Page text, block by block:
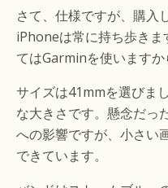
さて、仕様ですが、購入
iPhoneは常に持ち歩きま
てはGarminを使いますか
サイズは41mmを選びま
な大きさです。懸念だっ
への影響ですが、小さい
できています。